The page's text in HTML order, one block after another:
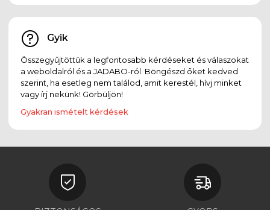
Gyik
Összegyűjtöttük a legfontosabb kérdéseket és válaszokat
a weboldalról és a JADABO-ról. Böngészd őket kedved
szerint, ha esetleg nem találod, amit kerestél, hívj minket
vagy írj nekünk! Görbüljön!
Gyakran ismételt kérdések